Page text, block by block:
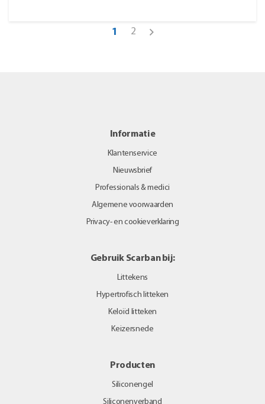
1 2
Informatie
Klantenservice
Nieuwsbrief
Professionals & medici
Algemene voorwaarden
Privacy- en cookieverklaring
Gebruik Scarban bij:
Littekens
Hypertrofisch litteken
Keloïd litteken
Keizersnede
Producten
Siliconengel
Siliconenverband